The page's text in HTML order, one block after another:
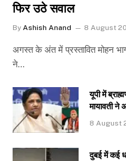
फिर उठे सवाल
By Ashish Anand 8 August
अगस्त के अंत में प्रस्तावित मोहन
ने…
यूपी में
मायावती ने
8 August
दुबई में कई